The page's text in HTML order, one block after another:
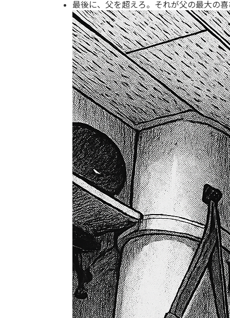
最後に、父を超えろ。それが父の最大の